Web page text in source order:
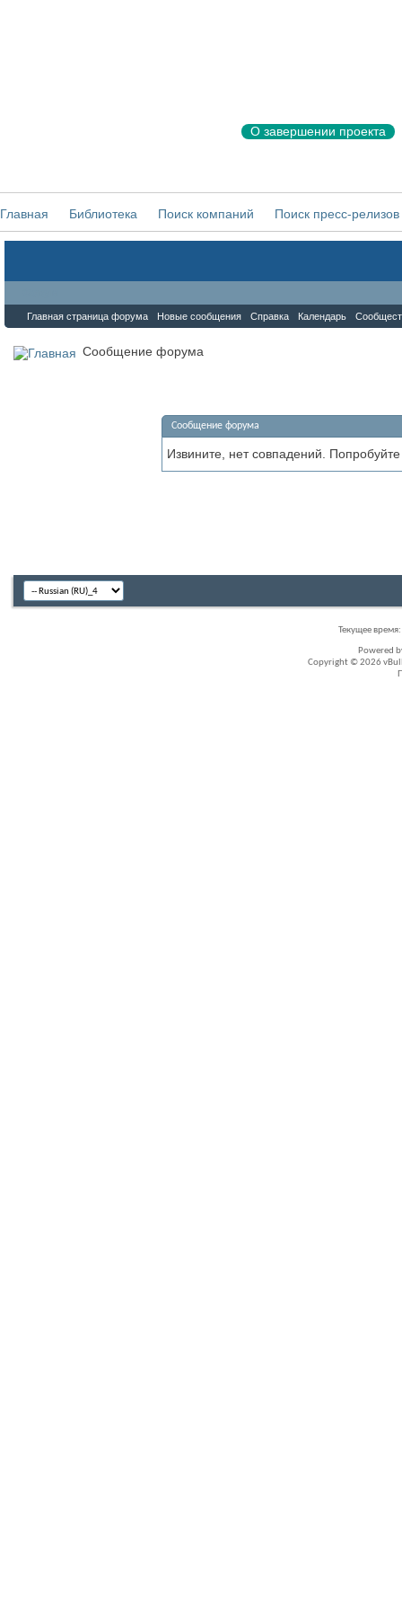
О завершении проекта
Главная Библиотека Поиск компаний Поиск пресс-релизов
Главная страница форума Новые сообщения Справка Календарь
Сообщение форума
Сообщение форума
Извините, нет совпадений.
Текущее время:
Powered
Copyright © 2026